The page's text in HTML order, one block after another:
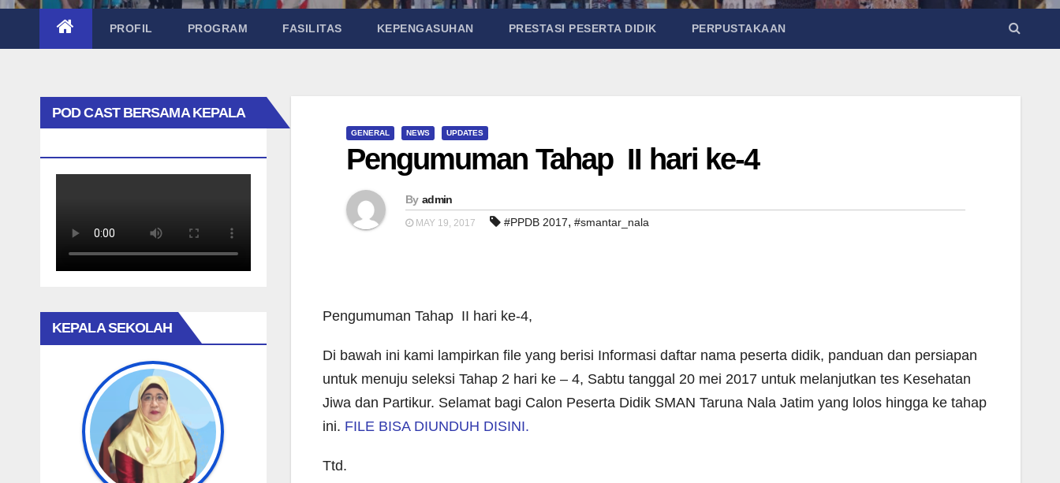
PROFIL PROGRAM FASILITAS KEPENGASUHAN PRESTASI PESERTA DIDIK PERPUSTAKAAN
POD CAST BERSAMA KEPALA
KEPALA SEKOLAH
GENERAL NEWS UPDATES
Pengumuman Tahap II hari ke-4
By admin
MAY 19, 2017 #PPDB 2017, #smantar_nala
Pengumuman Tahap II hari ke-4,
Di bawah ini kami lampirkan file yang berisi Informasi daftar nama peserta didik, panduan dan persiapan
untuk menuju seleksi Tahap 2 hari ke – 4, Sabtu tanggal 20 mei 2017 untuk melanjutkan tes Kesehatan
Jiwa dan Partikur. Selamat bagi Calon Peserta Didik SMAN Taruna Nala Jatim yang lolos hingga ke tahap
ini. FILE BISA DIUNDUH DISINI.
Ttd.